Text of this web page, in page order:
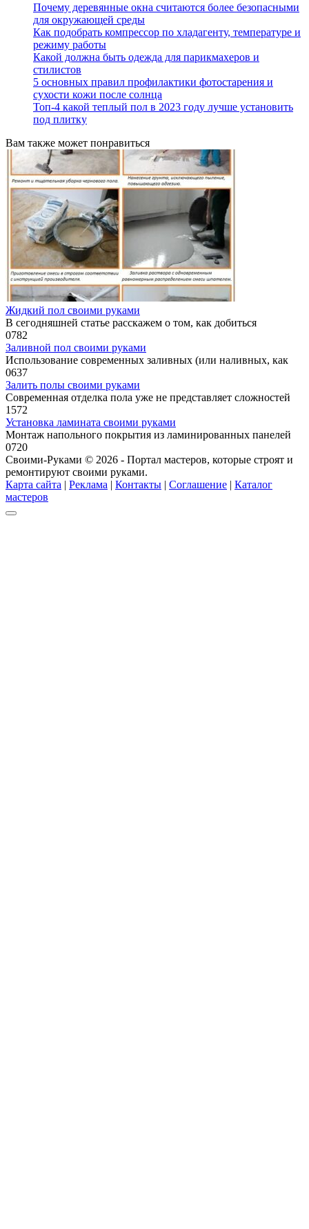
Почему деревянные окна считаются более безопасными
для окружающей среды
Как подобрать компрессор по хладагенту, температуре и
режиму работы
Какой должна быть одежда для парикмахеров и
стилистов
5 основных правил профилактики фотостарения и
сухости кожи после солнца
Топ-4 какой теплый пол в 2023 году лучше установить
под плитку
Вам также может понравиться
Жидкий пол своими руками
В сегодняшней статье расскажем о том, как добиться
0782
Заливной пол своими руками
Использование современных заливных (или наливных, как
0637
Залить полы своими руками
Современная отделка пола уже не представляет сложностей
1 572
Установка ламината своими руками
Монтаж напольного покрытия из ламинированных панелей
0720
Своими-Руками © 2026 - Портал мастеров, которые строят и
ремонтируют своими руками.
Карта сайта | Реклама | Контакты | Соглашение | Каталог
мастеров